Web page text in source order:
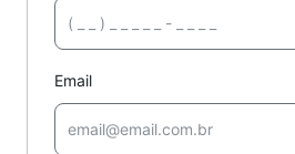
Email